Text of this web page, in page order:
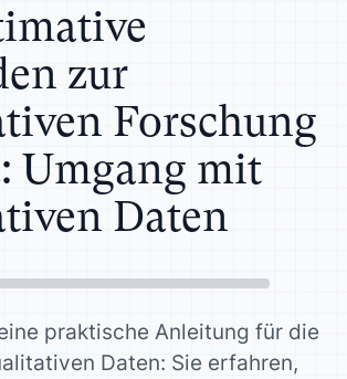
zur
Forschung
Umgang mit
Daten
praktische Anleitung für die
Daten: Sie erfahren,